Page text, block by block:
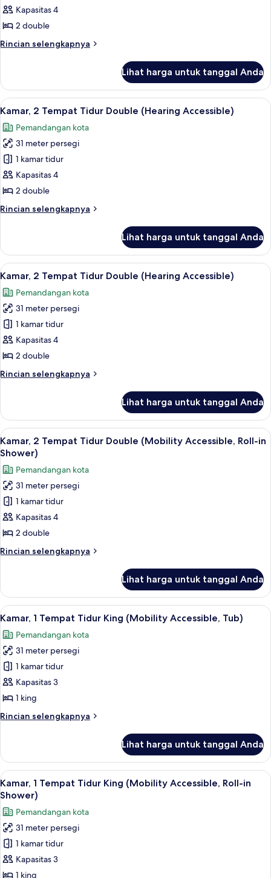
Rokok
(Hearing
Accessible)
2
Tempat
Double
Tub)
Kapasitas 4
2 double
Rincian selengkapnya
Rincian
Kamar,
Tempat
Double
(Mobility
Accessible,
Tub)
Lihat harga untuk tanggal Anda
Lihat
semua
foto
untuk
Kamar,
2
Tempat
Double
Seprai premium, brankas, meja
7
Kamar, 2 Tempat Tidur Double (Hearing Accessible)
Pemandangan kota
31 meter persegi
1 kamar tidur
Kapasitas 4
2 double
Rincian selengkapnya
Rincian
Kamar,
Tempat
Double
(Hearing
Accessible)
Lihat harga untuk tanggal Anda
Lihat
semua
foto
untuk
Kamar,
2
Tempat
Double
Seprai premium, brankas, meja
10
Kamar, 2 Tempat Tidur Double (Hearing Accessible)
Pemandangan kota
31 meter persegi
1 kamar tidur
Kapasitas 4
2 double
Rincian selengkapnya
Rincian
Kamar,
Tempat
Tidur
(Hearing
Accessible)
Lihat harga untuk tanggal Anda
Lihat
semua
foto
untuk
Kamar,
2
Tempat
Tidur
Double
(Mobility
Roll-
in
Shower)
Seprai premium, brankas, meja
7
Kamar, 2 Tempat Tidur Double (Mobility Accessible, Roll-in
Shower)
Pemandangan kota
31 meter persegi
1 kamar tidur
Kapasitas 4
2 double
Rincian selengkapnya
Rincian
Kamar,
Tempat
Double
(Mobility
Accessible,
Roll-
in
Shower)
Lihat harga untuk tanggal Anda
Lihat
semua
foto
untuk
Kamar,
1
Tempat
King
Tub)
Seprai premium, brankas, meja
7
Kamar, 1 Tempat Tidur King (Mobility Accessible, Tub)
Pemandangan kota
31 meter persegi
1 kamar tidur
Kapasitas 3
1 king
Rincian selengkapnya
Rincian
Kamar,
Tempat
Tidur
(Mobility
Accessible,
Tub)
Lihat harga untuk tanggal Anda
Lihat
semua
foto
untuk
Kamar,
Tempat
Tidur
Seprai premium, brankas, meja
9
Kamar, 1 Tempat Tidur King (Mobility Accessible, Roll-in
Shower)
Pemandangan kota
31 meter persegi
1 kamar tidur
Kapasitas 3
1 king